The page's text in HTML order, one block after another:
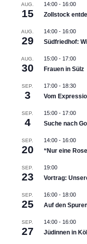
AUG.
15
14:00- 16:00
Zollstock
AUG.
29
14:00- 16:00
Südfriedhof:
AUG.
30
15:00- 17:00
Frauen in Sülz
SEP.
3
17:00- 18:30
Vom
SEP.
4
15:00- 17:00
Suche nach
SEP.
20
14:00- 16:00
“Nur eine
SEP.
23
19:00
Vortrag:
SEP.
25
16:00- 18:00
Auf den
SEP.
27
14:00- 16:00
Jüdinnen in